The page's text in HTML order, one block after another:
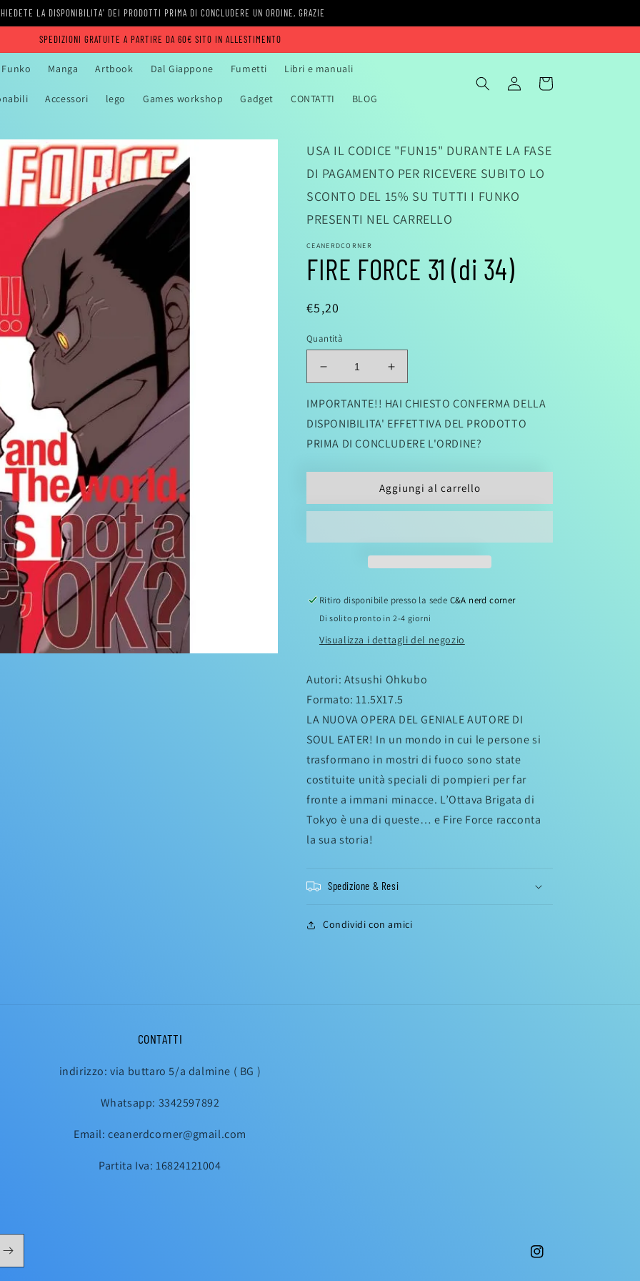
LA DISPONIBILITA' DEI PRODOTTI PRIMA DI CONCLUDERE UN ORDINE, GRAZIE
SPEDIZIONI GRATUITE A PARTIRE DA 60€ SITO IN ALLESTIMENTO
Funko Manga Artbook Dal Giappone Fumetti Libri e manuali
Accessori lego Games workshop Gadget CONTATTI BLOG
Accedi Carrello
USA IL CODICE "FUN15" DURANTE LA FASE
DI PAGAMENTO PER RICEVERE SUBITO LO
SCONTO DEL 15% SU TUTTI I FUNKO
PRESENTI NEL CARRELLO
CEANERDCORNER
FIRE FORCE 31 (di 34)
Prezzo
listino
€5,20
Quantità
Diminuisci
quantità
per
FIRE
FORCE
31
Aumenta
quantità
per
FIRE
31
IMPORTANTE!! HAI CHIESTO CONFERMA DELLA
DISPONIBILITA' EFFETTIVA DEL PRODOTTO
PRIMA DI CONCLUDERE L'ORDINE?
Aggiungi al carrello
Ritiro disponibile presso la sede C&A nerd corner
Di solito pronto in 2-4 giorni
Visualizza i dettagli del negozio
Autori: Atsushi Ohkubo
Formato: 11.5X17.5
LA NUOVA OPERA DEL GENIALE AUTORE DI
SOUL EATER! In un mondo in cui le persone si
trasformano in mostri di fuoco sono state
costituite unità speciali di pompieri per far
fronte a immani minacce. L’Ottava Brigata di
Tokyo è una di queste… e Fire Force racconta
la sua storia!
Spedizione & Resi
Condividi con amici
CONTATTI
indirizzo: via buttaro 5/a dalmine ( BG )
Whatsapp: 3342597892
Email: ceanerdcorner@gmail.com
Partita Iva: 16824121004
Instagram